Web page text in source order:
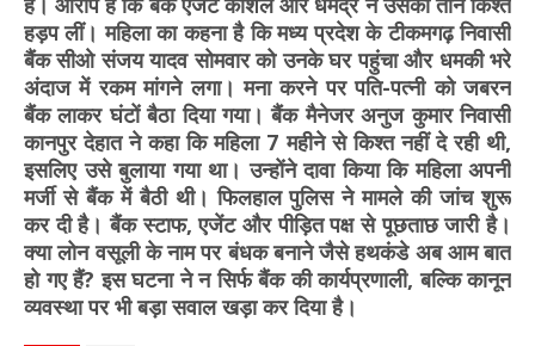
हड़प लीं। महिला का कहना है कि मध्य प्रदेश के टीकमगढ़ निवासी
बैंक सीओ संजय यादव सोमवार को उनके घर पहुंचा और धमकी भरे
अंदाज में रकम मांगने लगा। मना करने पर पति-पत्नी को जबरन
बैंक लाकर घंटों बैठा दिया गया। बैंक मैनेजर अनुज कुमार निवासी
कानपुर देहात ने कहा कि महिला 7 महीने से किश्त नहीं दे रही थी,
इसलिए उसे बुलाया गया था। उन्होंने दावा किया कि महिला अपनी
मर्जी से बैंक में बैठी थी। फिलहाल पुलिस ने मामले की जांच शुरू
कर दी है। बैंक स्टाफ, एजेंट और पीड़ित पक्ष से पूछताछ जारी है।
क्या लोन वसूली के नाम पर बंधक बनाने जैसे हथकंडे अब आम बात
हो गए हैं? इस घटना ने न सिर्फ बैंक की कार्यप्रणाली, बल्कि कानून
व्यवस्था पर भी बड़ा सवाल खड़ा कर दिया है।